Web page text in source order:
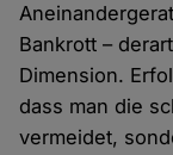
Bankrott –
Dimension.
dass man die
vermeidet,